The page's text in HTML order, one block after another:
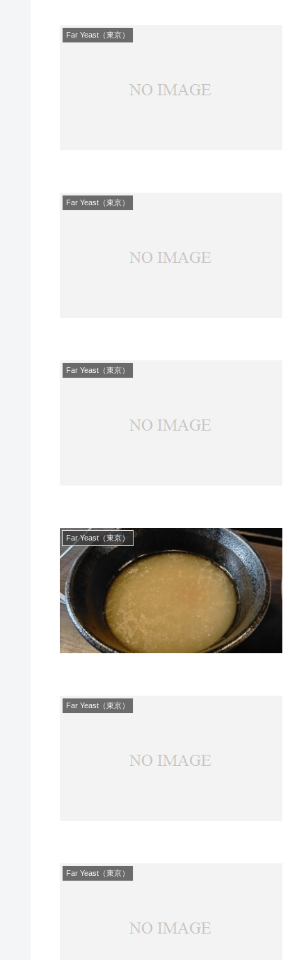
Far Yeast（東京）
Far Yeast（東京）
Far Yeast（東京）
Far Yeast（東京）
Far Yeast（東京）
Far Yeast（東京）